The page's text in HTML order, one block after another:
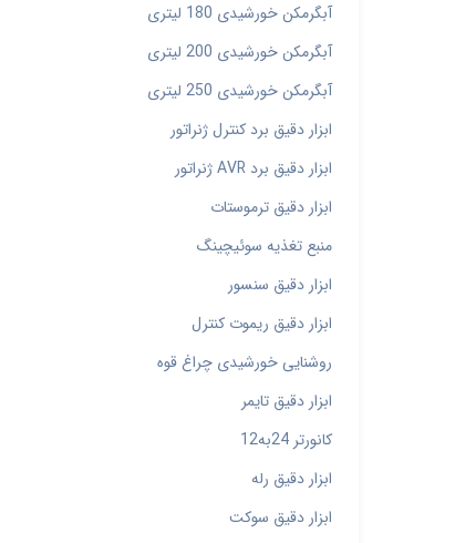
آبگرمکن خورشیدی 180 لیتری
آبگرمکن خورشیدی 200 لیتری
آبگرمکن خورشیدی 250 لیتری
ابزار دقیق برد کنترل ژنراتور
ابزار دقیق برد AVR ژنراتور
ابزار دقیق ترموستات
منبع تغذیه سوئیچینگ
ابزار دقیق سنسور
ابزار دقیق ریموت کنترل
روشنایی خورشیدی چراغ قوه
ابزار دقیق تایمر
کانورتر 24به12
ابزار دقیق رله
ابزار دقیق سوکت